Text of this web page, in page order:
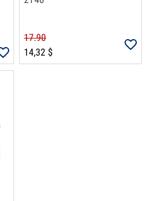
17.90
14,32 $